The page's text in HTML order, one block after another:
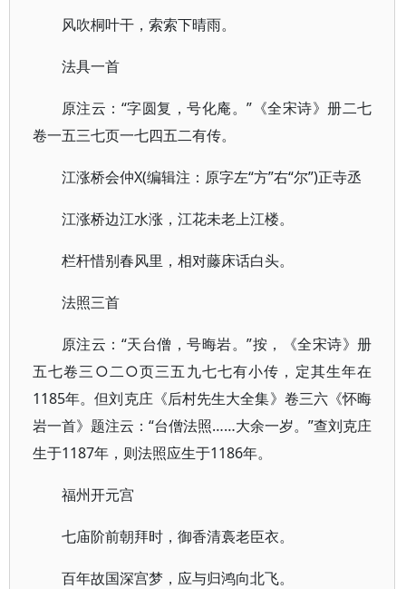
风吹桐叶干，索索下晴雨。
法具一首
原注云：“字圆复，号化庵。”《全宋诗》册二七
卷一五三七页一七四五二有传。
江涨桥会仲X(编辑注：原字左“方”右“尔”)正寺丞
江涨桥边江水涨，江花未老上江楼。
栏杆惜别春风里，相对藤床话白头。
法照三首
原注云：“天台僧，号晦岩。”按，《全宋诗》册
五七卷三○二○页三五九七七有小传，定其生年在
1185年。但刘克庄《后村先生大全集》卷三六《怀晦
岩一首》题注云：“台僧法照……大余一岁。”查刘克庄
生于1187年，则法照应生于1186年。
福州开元宫
七庙阶前朝拜时，御香清裛老臣衣。
百年故国深宫梦，应与归鸿向北飞。